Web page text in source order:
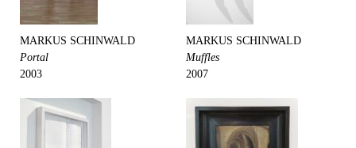
MARKUS SCHINWALD
Portal
2003
MARKUS SCHINWALD
Muffles
2007